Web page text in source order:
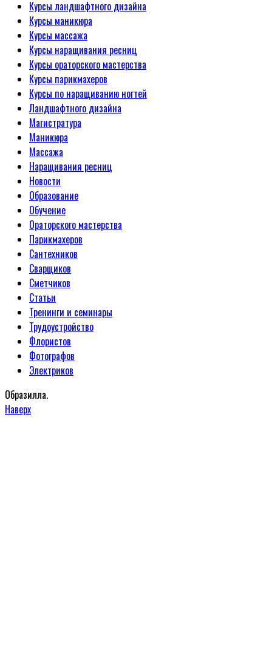
Курсы ландшафтного дизайна
Курсы маникюра
Курсы массажа
Курсы наращивания ресниц
Курсы ораторского мастерства
Курсы парикмахеров
Курсы по наращиванию ногтей
Ландшафтного дизайна
Магистратура
Маникюра
Массажа
Наращивания ресниц
Новости
Образование
Обучение
Ораторского мастерства
Парикмахеров
Сантехников
Сварщиков
Сметчиков
Статьи
Тренинги и семинары
Трудоустройство
Флористов
Фотографов
Электриков
Образилла.
Наверх